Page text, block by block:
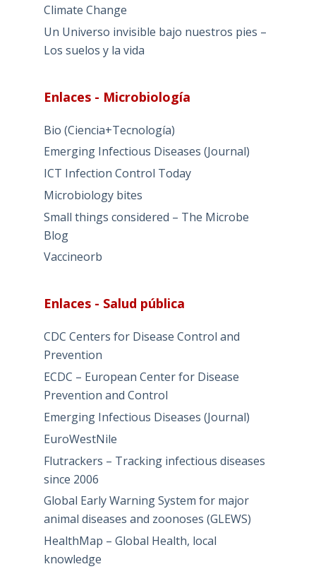
Climate Change
Un Universo invisible bajo nuestros pies –
Los suelos y la vida
Enlaces - Microbiología
Bio (Ciencia+Tecnología)
Emerging Infectious Diseases (Journal)
ICT Infection Control Today
Microbiology bites
Small things considered – The Microbe
Blog
Vaccineorb
Enlaces - Salud pública
CDC Centers for Disease Control and
Prevention
ECDC – European Center for Disease
Prevention and Control
Emerging Infectious Diseases (Journal)
EuroWestNile
Flutrackers – Tracking infectious diseases
since 2006
Global Early Warning System for major
animal diseases and zoonoses (GLEWS)
HealthMap – Global Health, local
knowledge